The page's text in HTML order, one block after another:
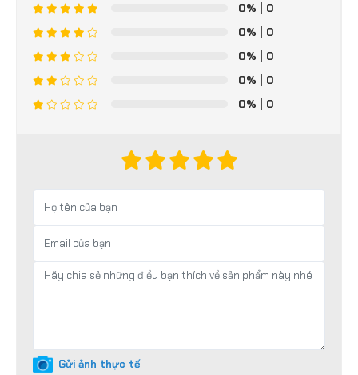
0% | 0
0% | 0
0% | 0
0% | 0
0% | 0
Gửi ảnh thực tế